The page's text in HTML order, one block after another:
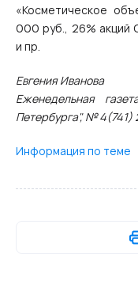
«Косметическое
000 руб., 26% акций
и пр.
Евгения Иванова
Еженедельная
Петербурга", № 4(741)
Информация по теме